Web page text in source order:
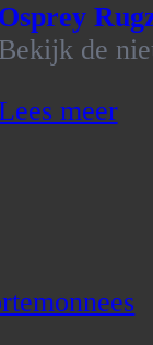
de
meer